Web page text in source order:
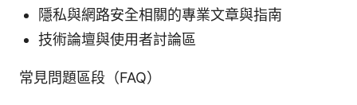
隱私與網路安全相關的專業文章與指南
技術論壇與使用者討論區
常見問題區段（FAQ）